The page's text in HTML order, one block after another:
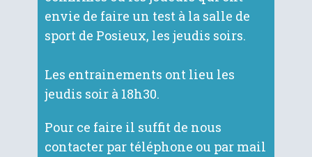
envie de faire un test à la salle de
sport de Posieux, les jeudis soirs.
Les entrainements ont lieu les
jeudis soir à 18h30.
Pour ce faire il suffit de nous
contacter par téléphone ou par mail